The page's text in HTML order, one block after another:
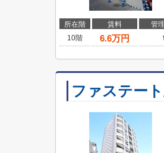
所在階 賃料
管
10階
6.6万円
ファステー